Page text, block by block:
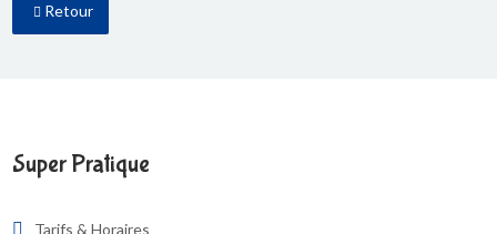
Retour
Super Pratique
Tarifs & Horaires